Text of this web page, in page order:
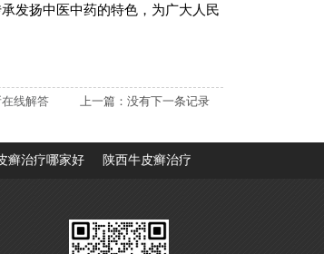
发扬中医中药的特色，为广大人民
线解答 上一篇：没有下一条记录
癣治疗哪家好
陕西牛皮癣治疗